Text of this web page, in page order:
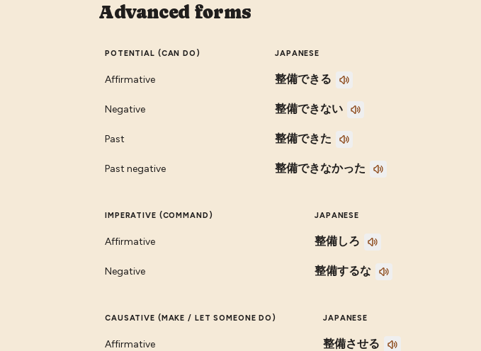
Advanced forms
POTENTIAL (CAN DO) JAPANESE
Affirmative 整備できる
Negative 整備できない
Past 整備できた
Past negative 整備できなかった
IMPERATIVE (COMMAND) JAPANESE
Affirmative 整備しろ
Negative 整備するな
CAUSATIVE (MAKE / LET SOMEONE DO) JAPANESE
Affirmative 整備させる